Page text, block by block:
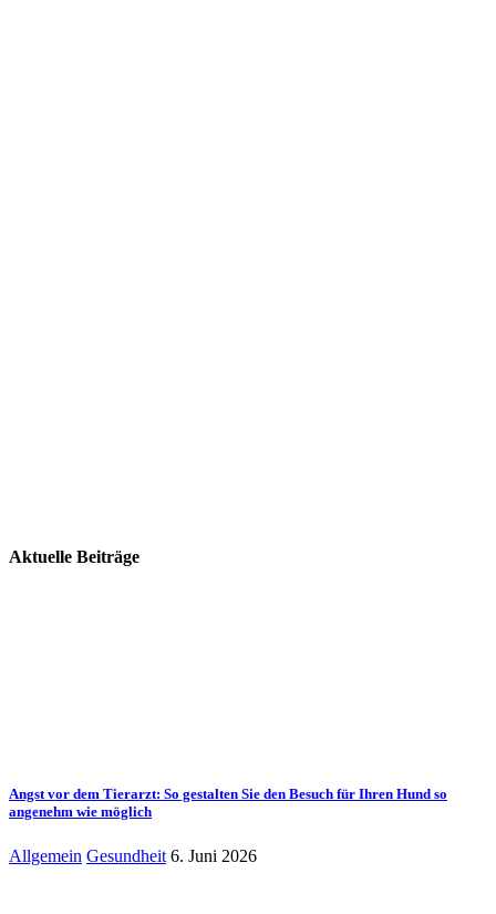
Aktuelle Beiträge
Angst vor dem Tierarzt: So gestalten Sie den Besuch für Ihren Hund so
angenehm wie möglich
Allgemein Gesundheit 6. Juni 2026